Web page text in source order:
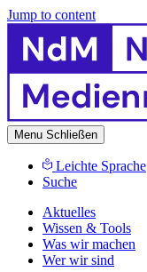
Jump to content
Menu Schließen
Leichte Sprache
Suche
Aktuelles
Wissen & Tools
Was wir machen
Wer wir sind